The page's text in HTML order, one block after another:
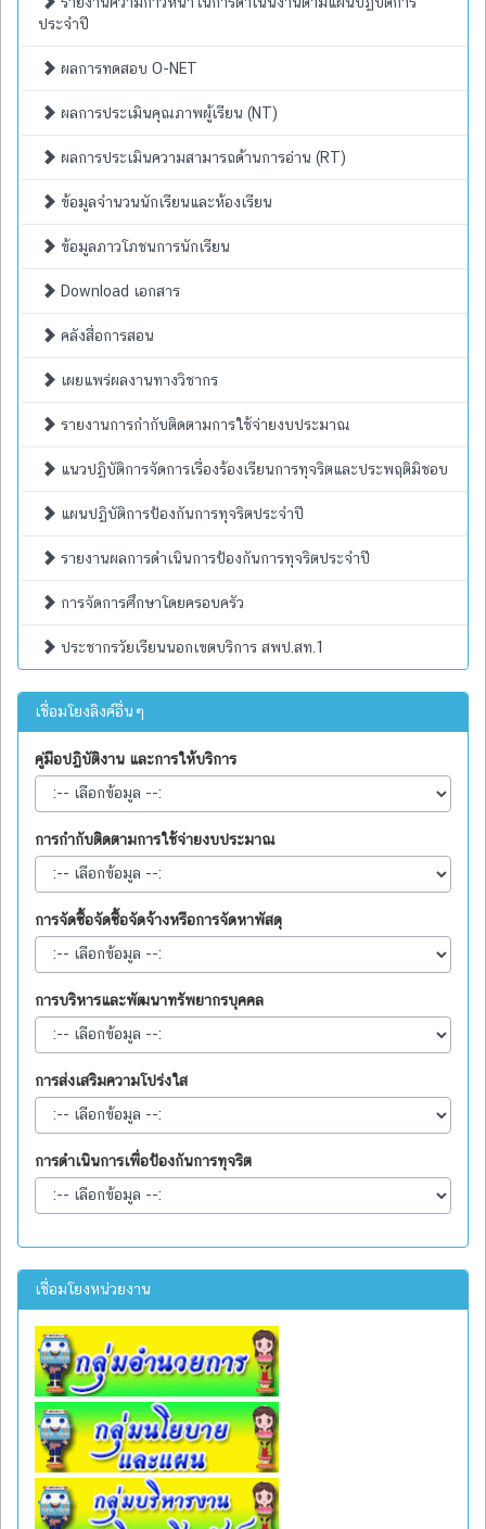
ประจำปี
ผลการทดสอบ O-NET
ผลการประเมินคุณภาพผู้เรียน (NT)
ผลการประเมินความสามารถด้านการอ่าน (RT)
ข้อมูลจำนวนนักเรียนและห้องเรียน
ข้อมูลภาวโภชนการนักเรียน
Download เอกสาร
คลังสื่อการสอน
เผยแพร่ผลงานทางวิชากร
รายงานการกำกับติดตามการใช้จ่ายงบประมาณ
แนวปฏิบัติการจัดการเรื่องร้องเรียนการทุจริตและประพฤติมิชอบ
แผนปฏิบัติการป้องกันการทุจริตประจำปี
รายงานผลการดำเนินการป้องกันการทุจริตประจำปี
การจัดการศึกษาโดยครอบครัว
ประชากรวัยเรียนนอกเขตบริการ สพป.สท.1
เชื่อมโยงลิงค์อื่นๆ
คู่มือปฏิบัติงาน และการให้บริการ
การกำกับติดตามการใช้จ่ายงบประมาณ
การจัดซื้อจัดซื้อจัดจ้างหรือการจัดหาพัสดุ
การบริหารและพัฒนาทรัพยากรบุคคล
การส่งเสริมความโปร่งใส
การดำเนินการเพื่อป้องกันการทุจริต
เชื่อมโยงหน่วยงาน